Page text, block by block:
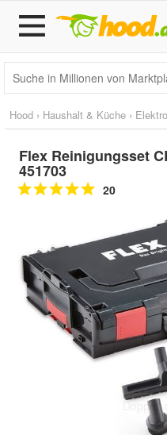
Hood › Haushalt & Küche ›
Flex Reinigungsset
451703
20
Doppelt